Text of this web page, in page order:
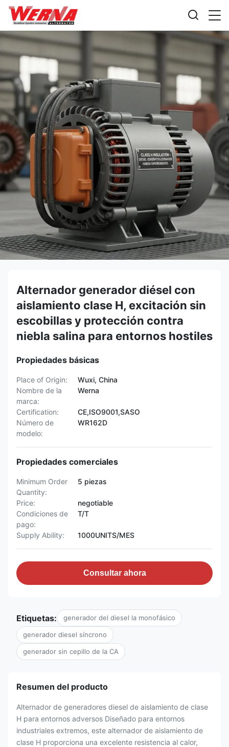
Alternador generador diésel con
aislamiento clase H, excitación sin
escobillas y protección contra
niebla salina para entornos hostiles
Propiedades básicas
Place of Origin:
Wuxi, China
Nombre de la
marca:
Werna
Certification:
CE,ISO9001,SASO
Número de
modelo:
WR162D
Propiedades comerciales
Minimum Order
Quantity:
5 piezas
Price:
negotiable
Condiciones de
pago:
T/T
Supply Ability: 1000UNITS/MES
Consultar ahora
Etiquetas: generador del diesel la monofásico
generador diesel síncrono
generador sin cepillo de la CA
Resumen del producto
Alternador de generadores diesel de aislamiento de clase
H para entornos adversos Diseñado para entornos
industriales extremos, este alternador de aislamiento de
clase H proporciona una excelente resistencia al calor,